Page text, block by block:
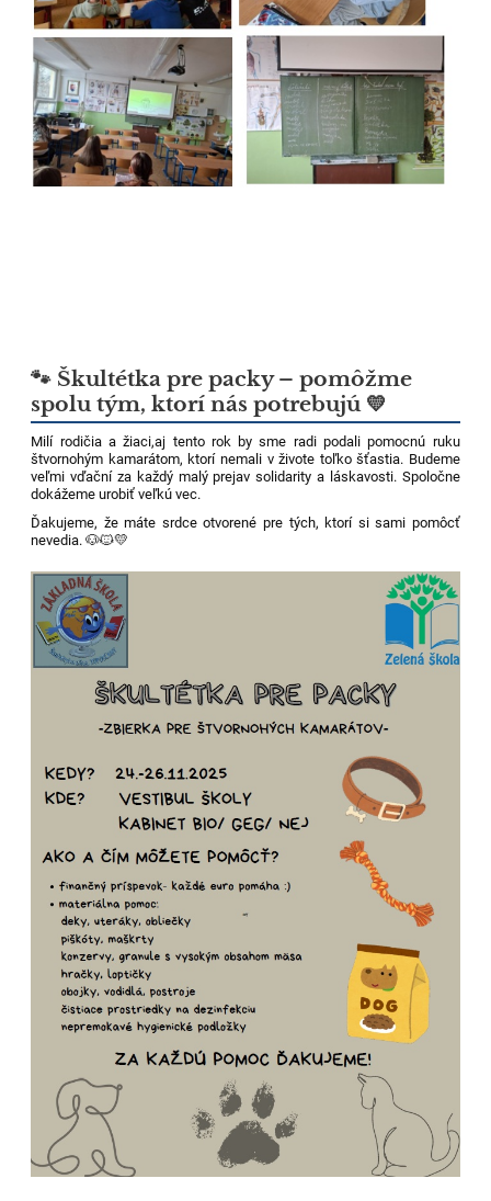
🐾 Škultétka pre packy – pomôžme
spolu tým, ktorí nás potrebujú 💛
Milí rodičia a žiaci,aj tento rok by sme radi podali pomocnú ruku
štvornohým kamarátom, ktorí nemali v živote toľko šťastia. Budeme
veľmi vďační za každý malý prejav solidarity a láskavosti. Spoločne
dokážeme urobiť veľkú vec.
Ďakujeme, že máte srdce otvorené pre tých, ktorí si sami pomôcť
nevedia. 🐶🐱💛